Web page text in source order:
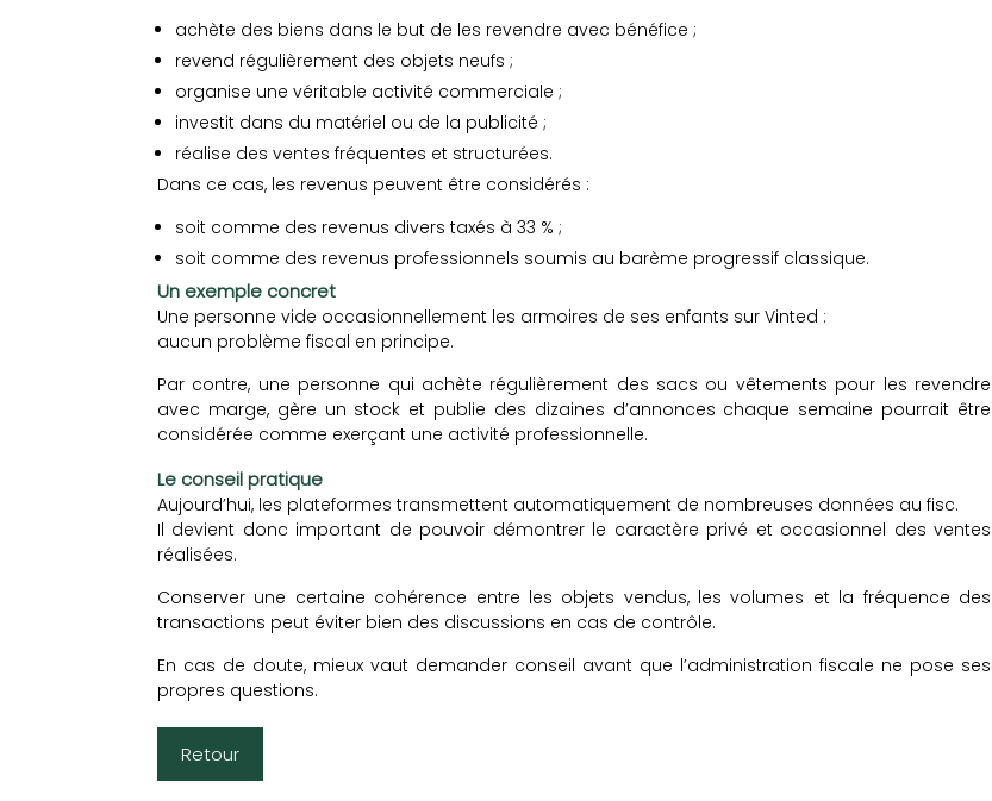
achète des biens dans le but de les revendre avec bénéfice ;
revend régulièrement des objets neufs ;
organise une véritable activité commerciale ;
investit dans du matériel ou de la publicité ;
réalise des ventes fréquentes et structurées.
Dans ce cas, les revenus peuvent être considérés :
soit comme des revenus divers taxés à 33 % ;
soit comme des revenus professionnels soumis au barème progressif classique.
Un exemple concret
Une personne vide occasionnellement les armoires de ses enfants sur Vinted :
aucun problème fiscal en principe.
Par contre, une personne qui achète régulièrement des sacs ou vêtements pour les revendre
avec marge, gère un stock et publie des dizaines d’annonces chaque semaine pourrait être
considérée comme exerçant une activité professionnelle.
Le conseil pratique
Aujourd’hui, les plateformes transmettent automatiquement de nombreuses données au fisc.
Il devient donc important de pouvoir démontrer le caractère privé et occasionnel des ventes
réalisées.
Conserver une certaine cohérence entre les objets vendus, les volumes et la fréquence des
transactions peut éviter bien des discussions en cas de contrôle.
En cas de doute, mieux vaut demander conseil avant que l’administration fiscale ne pose ses
propres questions.
Retour